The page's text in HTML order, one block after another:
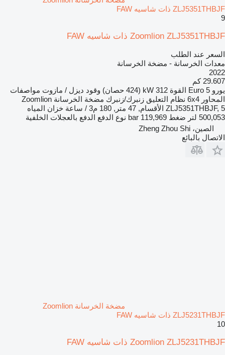
ZLJ5351THBJF ذات شاسيه FAW
9
Zoomlion ZLJ5351THBJF ذات شاسيه FAW
السعر عند الطلب
معدات الخرسانة - مضخة الخرسانة
2022
29.607 كم
يورو Euro 5 القوة 312 kW (424 حصان) وقود ديزل / مازوت مواصفات
المحاور 6x4 نظام التعليق زنبرك/زنبرك مضخة الخرسانة Zoomlion
ZLJ5351THBJF, 5 الأقسام, 47 متر, 180 م3 / ساعة
خزان المياه
500,053 لتر
ضغط 119,969 bar نوع الدفع الدفع بالعجلات الخلفية
الصين، Zheng Zhou Shi
الاتصال بالبائع
مضخة الخرسانة Zoomlion
ZLJ5231THBJF ذات شاسيه FAW
10
Zoomlion ZLJ5231THBJF ذات شاسيه FAW